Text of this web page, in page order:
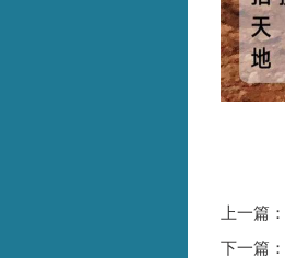
上一篇：
下一篇：